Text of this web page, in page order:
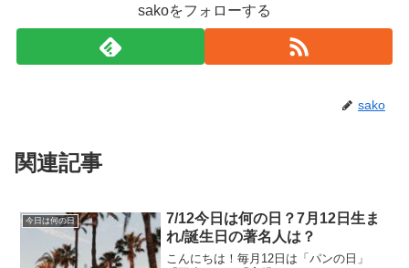
sakoをフォローする
sako
関連記事
今日は何の日
7/12今日は何の日？7月12日生ま
れ/誕生日の著名人は？
こんにちは！毎月12日は「パンの日」